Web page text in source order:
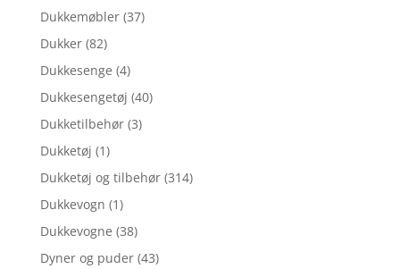
Dukkemøbler (37)
Dukker (82)
Dukkesenge (4)
Dukkesengetøj (40)
Dukketilbehør (3)
Dukketøj (1)
Dukketøj og tilbehør (314)
Dukkevogn (1)
Dukkevogne (38)
Dyner og puder (43)